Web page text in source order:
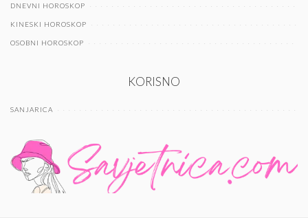
DNEVNI HOROSKOP
KINESKI HOROSKOP
OSOBNI HOROSKOP
KORISNO
SANJARICA